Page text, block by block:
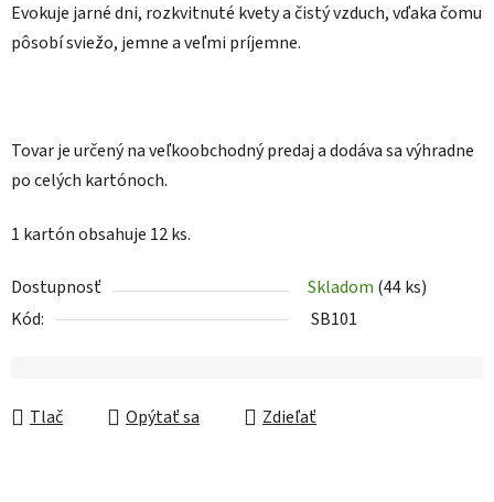
Evokuje jarné dni, rozkvitnuté kvety a čistý vzduch, vďaka čomu
pôsobí sviežo, jemne a veľmi príjemne.
Tovar je určený na veľkoobchodný predaj a dodáva sa výhradne
po celých kartónoch.
1 kartón obsahuje 12 ks.
Dostupnosť Skladom (44 ks)
Kód:
SB101
Tlač Opýtať sa Zdieľať